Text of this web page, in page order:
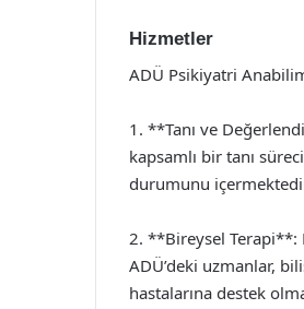
Hizmetler
ADÜ Psikiyatri
1. **Tanı ve
kapsamlı bir tanı
durumunu
2. **Bireysel Terapi**:
ADÜ’deki uzmanlar,
hastalarına destek